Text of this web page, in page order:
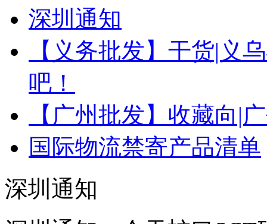
深圳通知
【义务批发】干货|义
吧！
【广州批发】收藏向|
国际物流禁寄产品清单
深圳通知